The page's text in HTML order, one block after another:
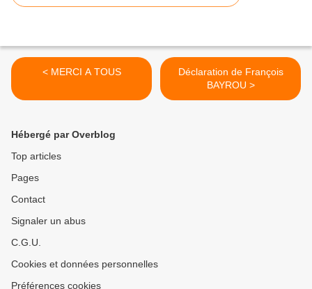
< MERCI A TOUS
Déclaration de François
BAYROU >
Hébergé par Overblog
Top articles
Pages
Contact
Signaler un abus
C.G.U.
Cookies et données personnelles
Préférences cookies